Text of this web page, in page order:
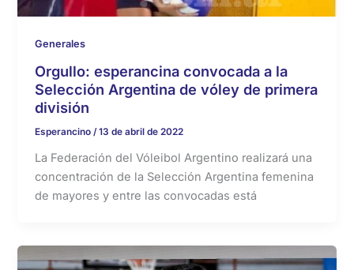
Generales
Orgullo: esperancina convocada a la
Selección Argentina de vóley de primera
división
Esperancino/13 de abril de 2022
La Federación del Vóleibol Argentino realizará una
concentración de la Selección Argentina femenina
de mayores y entre las convocadas está